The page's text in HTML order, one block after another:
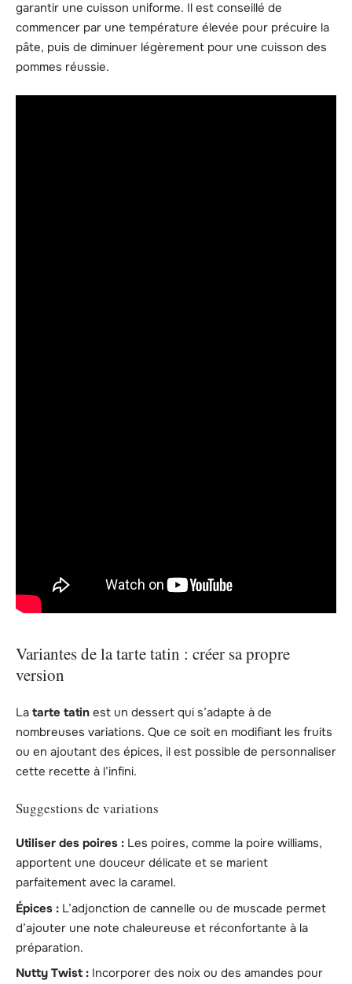
garantir une cuisson uniforme. Il est conseillé de
commencer par une température élevée pour précuire la
pâte, puis de diminuer légèrement pour une cuisson des
pommes réussie.
Variantes de la tarte tatin : créer sa propre
version
La tarte tatin est un dessert qui s’adapte à de
nombreuses variations. Que ce soit en modifiant les fruits
ou en ajoutant des épices, il est possible de personnaliser
cette recette à l’infini.
Suggestions de variations
Utiliser des poires : Les poires, comme la poire williams,
apportent une douceur délicate et se marient
parfaitement avec la caramel.
Épices : L’adjonction de cannelle ou de muscade permet
d’ajouter une note chaleureuse et réconfortante à la
préparation.
Nutty Twist : Incorporer des noix ou des amandes pour